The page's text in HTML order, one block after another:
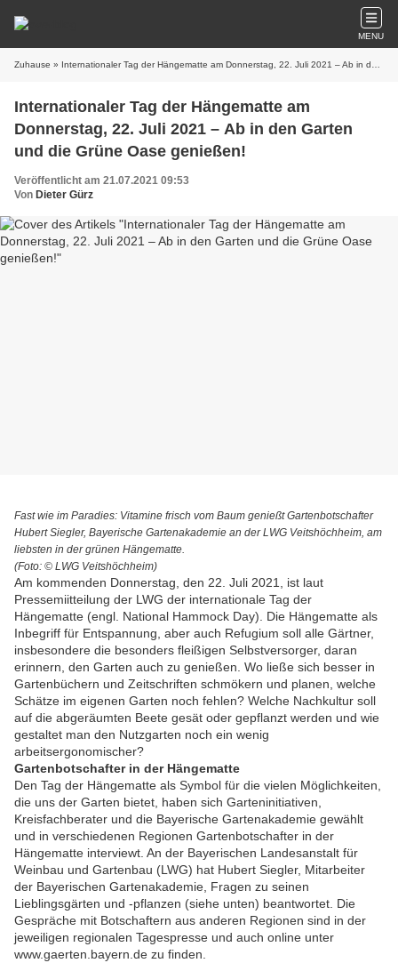
MENU
Zuhause » Internationaler Tag der Hängematte am Donnerstag, 22. Juli 2021 – Ab in den Garten und die Grüne Oase genießen!
Internationaler Tag der Hängematte am
Donnerstag, 22. Juli 2021 – Ab in den Garten
und die Grüne Oase genießen!
Veröffentlicht am 21.07.2021 09:53
Von Dieter Gürz
Fast wie im Paradies: Vitamine frisch vom Baum genießt Gartenbotschafter
Hubert Siegler, Bayerische Gartenakademie an der LWG Veitshöchheim, am
liebsten in der grünen Hängematte.
(Foto: © LWG Veitshöchheim)
Am kommenden Donnerstag, den 22. Juli 2021, ist laut
Pressemiitteilung der LWG der internationale Tag der
Hängematte (engl. National Hammock Day). Die Hängematte als
Inbegriff für Entspannung, aber auch Refugium soll alle Gärtner,
insbesondere die besonders fleißigen Selbstversorger, daran
erinnern, den Garten auch zu genießen. Wo ließe sich besser in
Gartenbüchern und Zeitschriften schmökern und planen, welche
Schätze im eigenen Garten noch fehlen? Welche Nachkultur soll
auf die abgeräumten Beete gesät oder gepflanzt werden und wie
gestaltet man den Nutzgarten noch ein wenig
arbeitsergonomischer?
Gartenbotschafter in der Hängematte
Den Tag der Hängematte als Symbol für die vielen Möglichkeiten,
die uns der Garten bietet, haben sich Garteninitiativen,
Kreisfachberater und die Bayerische Gartenakademie gewählt
und in verschiedenen Regionen Gartenbotschafter in der
Hängematte interviewt. An der Bayerischen Landesanstalt für
Weinbau und Gartenbau (LWG) hat Hubert Siegler, Mitarbeiter
der Bayerischen Gartenakademie, Fragen zu seinen
Lieblingsgärten und -pflanzen (siehe unten) beantwortet. Die
Gespräche mit Botschaftern aus anderen Regionen sind in der
jeweiligen regionalen Tagespresse und auch online unter
www.gaerten.bayern.de zu finden.